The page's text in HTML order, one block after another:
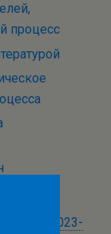
процесс
на 2023-